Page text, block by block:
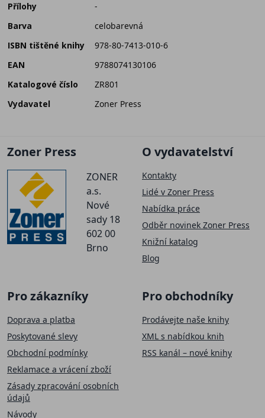
Přílohy
-
Barva
celobarevná
ISBN tištěné knihy
978-80-7413-010-6
EAN
9788074130106
Katalogové číslo
ZR801
Vydavatel
Zoner Press
Zoner Press
ZONER
a.s.
Nové
sady 18
602 00
Brno
O vydavatelství
Kontakty
Lidé v Zoner Press
Nabídka práce
Odběr novinek Zoner Press
Knižní katalog
Blog
Pro zákazníky
Doprava a platba
Poskytované slevy
Obchodní podmínky
Reklamace a vrácení zboží
Zásady zpracování osobních
údajů
Návody
Pro obchodníky
Prodávejte naše knihy
XML s nabídkou knih
RSS kanál – nové knihy